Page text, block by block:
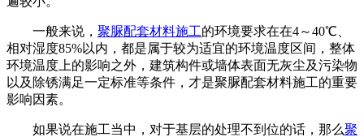
一般来说， 聚脲配套材料施工的环境要求在在4～40℃、
相对湿度85%以内，都是属于较为适宜的环境温度区间，整体
环境温度上的影响之外，建筑构件或墙体表面无灰尘及污染物
以及除锈满足一定标准等条件，才是聚脲配套材料施工的重要
影响因素。
如果说在施工当中，对于基层的处理不到位的话，那么聚